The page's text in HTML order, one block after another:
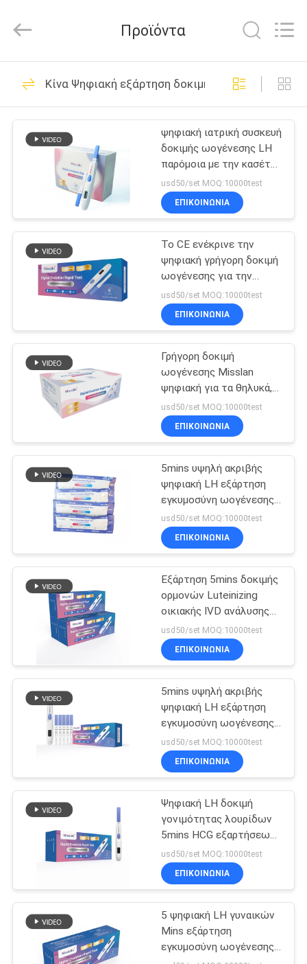
ΣΠΊΤΙ
ΠΡΟΪΌΝΤΑ
ΠΕΡΊΠΟΥ
ΓΎΡΟΣ
ΕΡΓΟΣΤΑΣΊΩΝ
ΠΟΙΟΤΙΚΌΣ
ΜΑΣ
ΕΛΆΤΕ
ΜΕ
ΖΗΤΉΣΤΕ
ΕΙΔΉΣΕΙΣ
προμηθευτής.
Copyright
-
vchektest.com.
Reserved.
Ψηφιακή εξάρτηση
δοκιμής hCG
61
Ψηφιακή εξάρτηση
δοκιμής LH
12
Εξάρτηση δοκιμής
DOA
Immunofluorecense
Pet γρήγορο
Test&Equipment
6
Δοκιμή
μολυσματικών
ασθενειών
Προϊόντα
Κίνα Ψηφιακή εξάρτηση δοκιμής LH
ψηφιακή ιατρική συσκευή
δοκιμής ωογένεσης LH
παρόμοια με την κασέτα
λουρίδων δοκιμής
clearblue
usd50/set MOQ:10000test
ΕΠΙΚΟΙΝΩΝΙΑ
Το CE ενέκρινε την
ψηφιακή γρήγορη δοκιμή
ωογένεσης για την
εγχώρια χρήση με το
υψηλό accurancy
usd50/set MOQ:10000test
ΕΠΙΚΟΙΝΩΝΙΑ
Γρήγορη δοκιμή
ωογένεσης Misslan
ψηφιακή για τα θηλυκά,
περισσότερο από
ακριβής 40T γρήγορη
εξάρτηση δοκιμής 99%
usd50/set MOQ:10000test
ΕΠΙΚΟΙΝΩΝΙΑ
5mins υψηλή ακριβής
ψηφιακή LH εξάρτηση
εγκυμοσύνη ωογένεσης
CE0123 LH 10 + 1
δοκιμής γυναικών
usd50/set MOQ:10000test
ΕΠΙΚΟΙΝΩΝΙΑ
Εξάρτηση 5mins δοκιμής
ορμονών Luteinizing
οικιακής IVD ανάλυσης
εύκολη να πάρει έγκυος
usd50/set MOQ:10000test
ΕΠΙΚΟΙΝΩΝΙΑ
5mins υψηλή ακριβής
ψηφιακή LH εξάρτηση
εγκυμοσύνη ωογένεσης
CE0123 LH 10 + 1
δοκιμής γυναικών
usd50/set MOQ:10000test
ΕΠΙΚΟΙΝΩΝΙΑ
Ψηφιακή LH δοκιμή
γονιμότητας λουρίδων
5mins HCG εξαρτήσεων
δοκιμής ωογένεσης και
εγκυμοσύνης
usd50/set MOQ:10000test
ΕΠΙΚΟΙΝΩΝΙΑ
5 ψηφιακή LH γυναικών
Mins εξάρτηση
εγκυμοσύνη ωογένεσης